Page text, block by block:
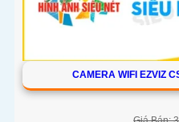
CAMERA WIFI EZVIZ